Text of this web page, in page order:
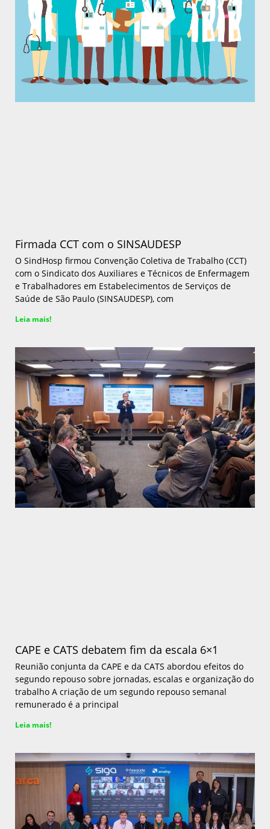
Firmada CCT com o SINSAUDESP
O SindHosp firmou Convenção Coletiva de Trabalho (CCT)
com o Sindicato dos Auxiliares e Técnicos de Enfermagem
e Trabalhadores em Estabelecimentos de Serviços de
Saúde de São Paulo (SINSAUDESP), com
Leia mais!
CAPE e CATS debatem fim da escala 6×1
Reunião conjunta da CAPE e da CATS abordou efeitos do
segundo repouso sobre jornadas, escalas e organização do
trabalho A criação de um segundo repouso semanal
remunerado é a principal
Leia mais!